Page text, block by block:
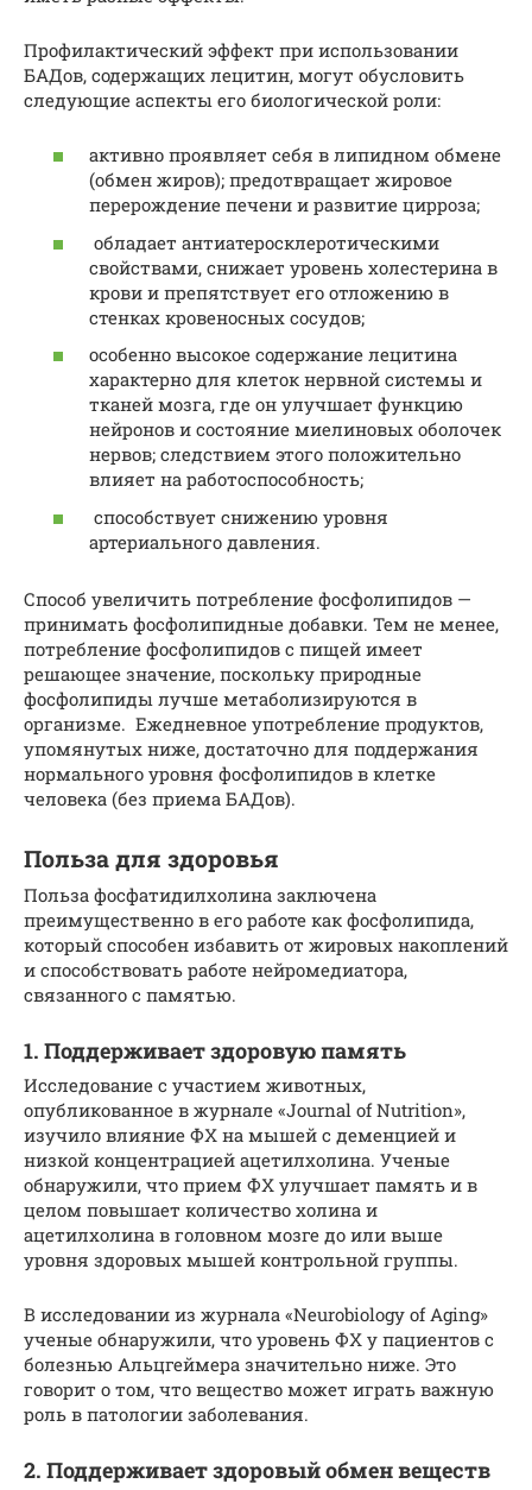
Профилактический эффект при использовании
БАДов, содержащих лецитин, могут обусловить
следующие аспекты его биологической роли:
активно проявляет себя в липидном обмене
(обмен жиров); предотвращает жировое
перерождение печени и развитие цирроза;
обладает антиатеросклеротическими
свойствами, снижает уровень холестерина в
крови и препятствует его отложению в
стенках кровеносных сосудов;
особенно высокое содержание лецитина
характерно для клеток нервной системы и
тканей мозга, где он улучшает функцию
нейронов и состояние миелиновых оболочек
нервов; следствием этого положительно
влияет на работоспособность;
способствует снижению уровня
артериального давления.
Способ увеличить потребление фосфолипидов —
принимать фосфолипидные добавки. Тем не менее,
потребление фосфолипидов с пищей имеет
решающее значение, поскольку природные
фосфолипиды лучше метаболизируются в
организме. Ежедневное употребление продуктов,
упомянутых ниже, достаточно для поддержания
нормального уровня фосфолипидов в клетке
человека (без приема БАДов).
Польза для здоровья
Польза фосфатидилхолина заключена
преимущественно в его работе как фосфолипида,
который способен избавить от жировых накоплений
и способствовать работе нейромедиатора,
связанного с памятью.
1. Поддерживает здоровую память
Исследование с участием животных,
опубликованное в журнале «Journal of Nutrition»,
изучило влияние ФХ на мышей с деменцией и
низкой концентрацией ацетилхолина. Ученые
обнаружили, что прием ФХ улучшает память и в
целом повышает количество холина и
ацетилхолина в головном мозге до или выше
уровня здоровых мышей контрольной группы.
В исследовании из журнала «Neurobiology of Aging»
ученые обнаружили, что уровень ФХ у пациентов с
болезнью Альцгеймера значительно ниже. Это
говорит о том, что вещество может играть важную
роль в патологии заболевания.
2. Поддерживает здоровый обмен веществ